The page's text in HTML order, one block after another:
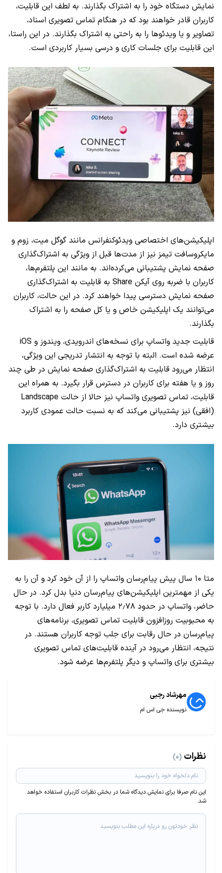
نمایش دستگاه خود را به اشتراک بگذارند. به لطف این قابلیت،
کاربران قادر خواهند بود که در هنگام تماس تصویری اسناد،
تصاویر و یا ویدئو‌ها را به راحتی به اشتراک بگذارند. در این راستا،
این قابلیت برای جلسات کاری و درسی بسیار کاربردی است.
اپلیکیشن‌های اختصاصی ویدئوکنفرانس مانند گوگل میت، زوم و
مایکروسافت تیمز نیز از مدت‌ها قبل از ویژگی به اشتراک‌گذاری
صفحه نمایش پشتیبانی می‌کرده‌اند. به مانند این پلتفرم‌ها،
کاربران با ضربه روی آیکن Share به قابلیت به اشتراک‌گذاری
صفحه نمایش دسترسی پیدا خواهند کرد. در این حالت، کاربران
می‌توانند یک اپلیکیشن خاص و یا کل صفحه را به اشتراک
بگذارند.
قابلیت جدید واتساپ برای نسخه‌های اندرویدی، ویندوز و iOS
عرضه شده است. البته با توجه به انتشار تدریجی این ویژگی،
انتظار می‌رود قابلیت به اشتراک‌گذاری صفحه نمایش در طی چند
روز و یا هفته برای کاربران در دسترس قرار بگیرد. به همراه این
قابلیت، تماس تصویری واتساپ نیز حالا از حالت Landscape
(افقی) نیز پشتیبانی می‌کند که به نسبت حالت عمودی کاربرد
بیشتری دارد.
متا ۱۰ سال پیش پیام‌رسان واتساپ را از آن خود کرد و آن را به
یکی از مهمترین اپلیکیشن‌های پیام‌رسان‌ دنیا بدل کرد. در حال
حاضر، واتساپ در حدود ۲٫۷۸ میلیارد کاربر فعال دارد. با توجه
به محبوبیت روزافزون قابلیت تماس تصویری، برنامه‌های
پیام‌رسان در حال رقابت برای جلب توجه کاربران هستند. در
نتیجه، انتظار می‌رود در آینده قابلیت‌های تماس تصویری
بیشتری برای واتساپ و دیگر پلتفرم‌ها عرضه شود.
مهرشاد رجبی
نویسنده جی اس ام
نظرات (0)
این نام صرفا برای نمایش دیدگاه شما در بخش نظرات کاربران استفاده خواهد
شد.